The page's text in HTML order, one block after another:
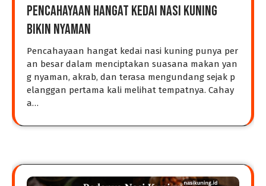
Pencahayaan Hangat Kedai Nasi Kuning
Bikin Nyaman
Pencahayaan hangat kedai nasi kuning punya per
an besar dalam menciptakan suasana makan yan
g nyaman, akrab, dan terasa mengundang sejak p
elanggan pertama kali melihat tempatnya. Cahay
a…